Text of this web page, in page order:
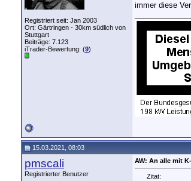
Registriert seit: Jan 2003
Ort: Gärtringen - 30km südlich von
Stuttgart
Beiträge: 7.123
iTrader-Bewertung: (9)
immer diese
15.03.2021, 08:03
pmscali
Registrierter Benutzer
AW: An alle mit
Zitat: